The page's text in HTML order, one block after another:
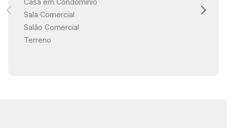
Casa em Condomínio
Sala Comercial
Salão Comercial
Terreno